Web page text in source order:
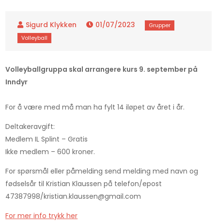
01/07/2023
Volleyballgruppa skal arrangere kurs 9. september på
Inndyr
For å være med må man ha fylt 14 iløpet av året i år.
Deltakeravgift:
Medlem IL Splint – Gratis
Ikke medlem – 600 kroner.
For spørsmål eller påmelding send melding med navn og
fødselsår til Kristian Klaussen på telefon/epost
47387998/kristian.klaussen@gmail.com
For mer info trykk her